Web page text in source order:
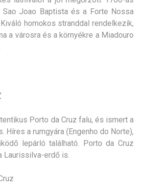
Joao Baptista és a Forte Nossa
homokos stranddal rendelkezik,
a városra és a környékre a Miadouro
Porto da Cruz falu, és ismert a
Híres a rumgyára (Engenho do Norte),
lepárló található. Porto da Cruz
Laurissilva-erdő is.